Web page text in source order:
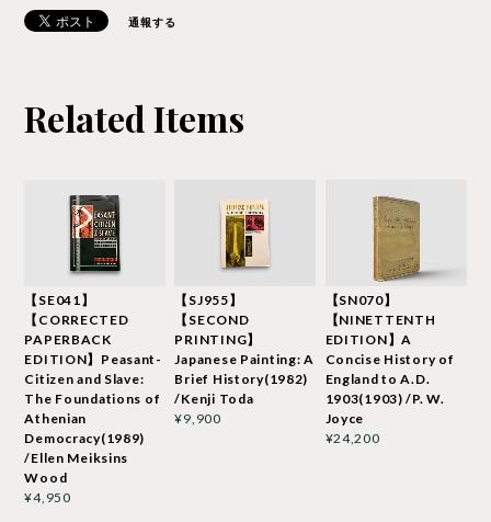
通報する
Related Items
【SE041】
【CORRECTED
PAPERBACK
EDITION】Peasant-
Citizen and Slave:
The Foundations of
Athenian
Democracy(1989)
/Ellen Meiksins
Wood
¥4,950
【SJ955】
【SECOND
PRINTING】
Japanese Painting: A
Brief History(1982)
/Kenji Toda
¥9,900
【SN070】
【NINETTENTH
EDITION】A
Concise History of
England to A.D.
1903(1903) /P. W.
Joyce
¥24,200